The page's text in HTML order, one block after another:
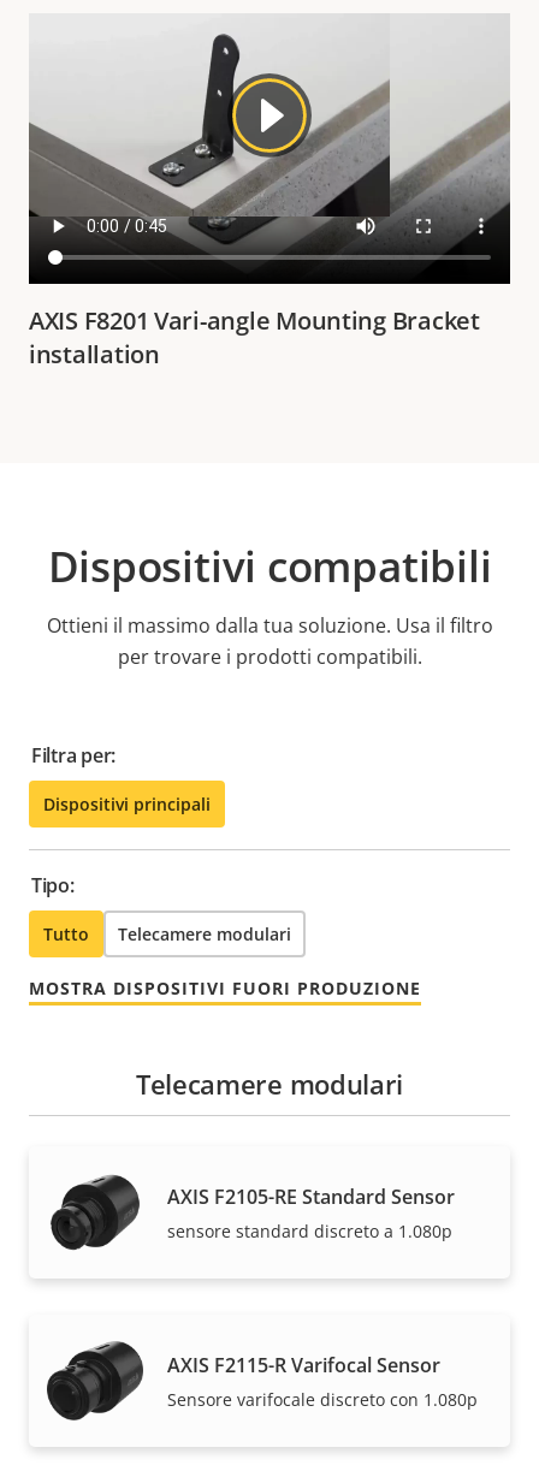
AXIS F8201 Vari-angle Mounting Bracket
installation
Dispositivi compatibili
Ottieni il massimo dalla tua soluzione. Usa il filtro
per trovare i prodotti compatibili.
Filtra per:
Dispositivi principali
Tipo:
Tutto Telecamere modulari
MOSTRA DISPOSITIVI FUORI PRODUZIONE
Telecamere modulari
AXIS F2105-RE Standard Sensor
sensore standard discreto a 1.080p
AXIS F2115-R Varifocal Sensor
Sensore varifocale discreto con 1.080p